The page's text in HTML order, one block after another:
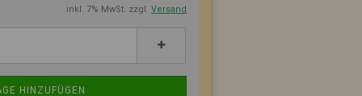
inkl. 7% MwSt. zzgl. Versand